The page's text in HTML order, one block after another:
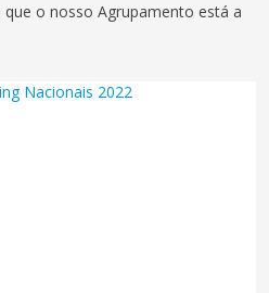
que o nosso Agrupamento está a